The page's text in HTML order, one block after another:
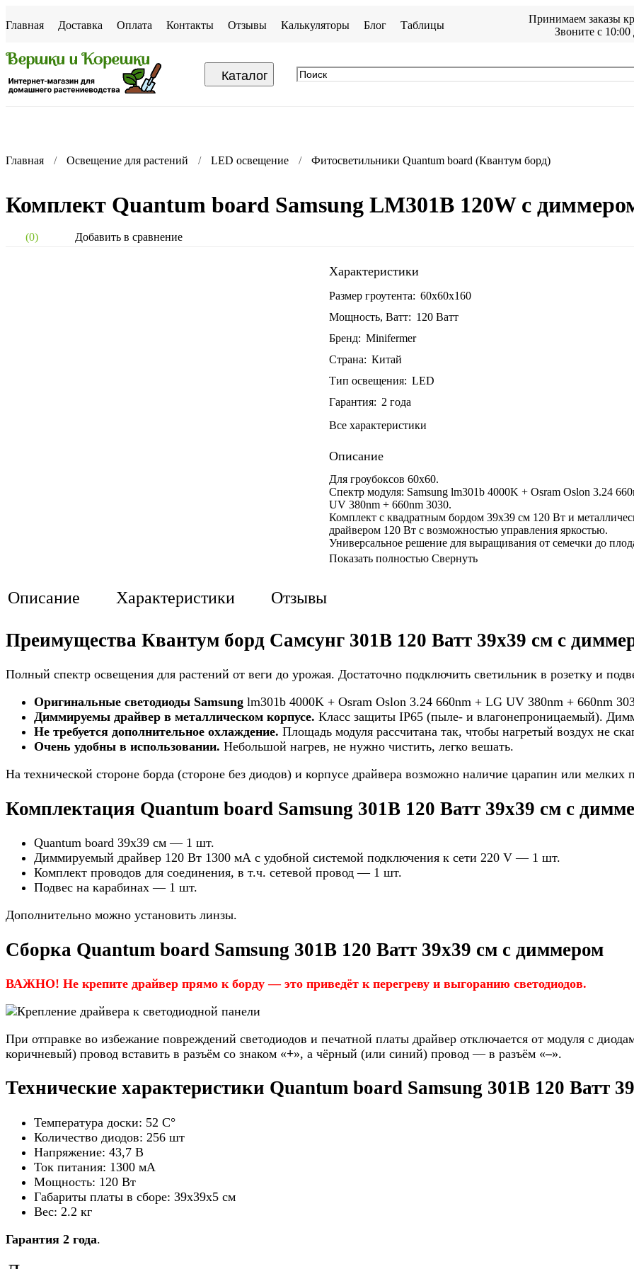
Главная Доставка Оплата Контакты Отзывы Калькуляторы Блог Таблицы
Принимаем заказы
Звоните с 10:00
Каталог
Главная Освещение для растений LED освещение Фитосветильники Quantum board (Квантум борд)
Комплект Quantum board Samsung LM301B 120W с
(0) Добавить в сравнение
Характеристики
Размер гроутента: 60x60x160
Мощность, Ватт: 120 Ватт
Бренд: Minifermer
Страна: Китай
Тип освещения: LED
Гарантия: 2 года
Все характеристики
Описание
Для гроубоксов 60х60.
Спектр модуля: Samsung lm301b 4000K + Osram Oslon 3.24
UV 380nm + 660nm 3030.
Комплект с квадратным бордом 39х39 см 120 Вт и
драйвером 120 Вт с возможностью управления яркостью.
Универсальное решение для выращивания от семечки до
Показать полностью Свернуть
Описание Характеристики Отзывы
Преимущества Квантум борд Самсунг 301B 120 Ватт 39x39 см с
Полный спектр освещения для растений от веги до урожая. Достаточно подключить светильник в розетку и
Оригинальные светодиоды Samsung lm301b 4000K + Osram Oslon 3.24 660nm + LG UV 380nm + 660nm
Диммируемы драйвер в металлическом корпусе. Класс защиты IP65 (пыле- и влагонепроницаемый).
Не требуется дополнительное охлаждение. Площадь модуля рассчитана так, чтобы нагретый воздух не
Очень удобны в использовании. Небольшой нагрев, не нужно чистить, легко вешать.
На технической стороне борда (стороне без диодов) и корпусе драйвера возможно наличие царапин или мелких
Комплектация Quantum board Samsung 301B 120 Ватт 39x39 см с
Quantum board 39x39 см — 1 шт.
Диммируемый драйвер 120 Вт 1300 мА с удобной системой подключения к сети 220 V — 1 шт.
Комплект проводов для соединения, в т.ч. сетевой провод — 1 шт.
Подвес на карабинах — 1 шт.
Дополнительно можно установить линзы.
Сборка Quantum board Samsung 301B 120 Ватт 39x39 см с диммером
ВАЖНО! Не крепите драйвер прямо к борду — это приведёт к перегреву и выгоранию светодиодов.
При отправке во избежание повреждений светодиодов и печатной платы драйвер отключается от модуля с
коричневый) провод вставить в разъём со знаком «+», а чёрный (или синий) провод — в разъём «–».
Технические характеристики Quantum board Samsung 301B 120 Ватт
Температура доски: 52 С°
Количество диодов: 256 шт
Напряжение: 43,7 В
Ток питания: 1300 мА
Мощность: 120 Вт
Габариты платы в сборе: 39х39х5 см
Вес: 2.2 кг
Гарантия 2 года.